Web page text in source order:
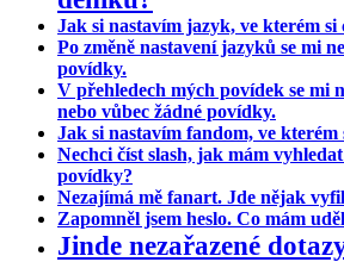
Jak si nastavím jazyk, ve kterém si
Po změně nastavení jazyků se mi
povídky.
V přehledech mých povídek se mi
nebo vůbec žádné povídky.
Jak si nastavím fandom, ve kterém
Nechci číst slash, jak mám
povídky?
Nezajímá mě fanart. Jde nějak
Zapomněl jsem heslo. Co mám
Jinde nezařazené